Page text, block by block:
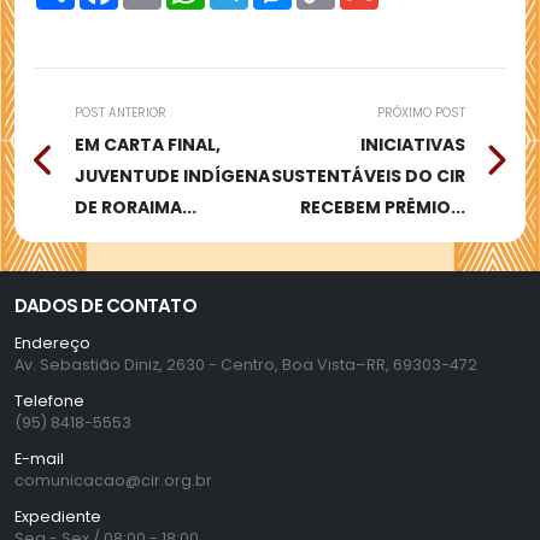
POST ANTERIOR
EM CARTA FINAL,
JUVENTUDE INDÍGENA
DE RORAIMA...
PRÓXIMO POST
INICIATIVAS
SUSTENTÁVEIS DO CIR
RECEBEM PRÊMIO...
DADOS DE CONTATO
Endereço
Av. Sebastião Diniz, 2630 - Centro, Boa Vista–RR, 69303-472
Telefone
(95) 8418-5553
E-mail
comunicacao@cir.org.br
Expediente